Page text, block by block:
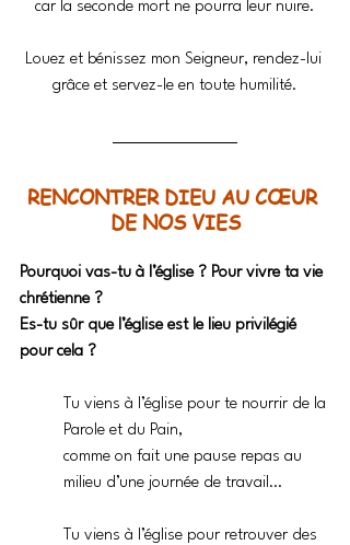
car la seconde mort ne pourra leur nuire.
Louez et bénissez mon Seigneur, rendez-lui
grâce et servez-le en toute humilité.
RENCONTRER DIEU AU CŒUR
DE NOS VIES
Pourquoi vas-tu à l’église ? Pour vivre ta vie
chrétienne ?
Es-tu sûr que l’église est le lieu privilégié
pour cela ?
Tu viens à l’église pour te nourrir de la
Parole et du Pain,
comme on fait une pause repas au
milieu d’une journée de travail…
Tu viens à l’église pour retrouver des